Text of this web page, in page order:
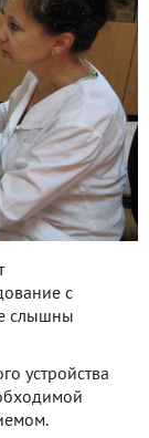
с
слышны
устройства